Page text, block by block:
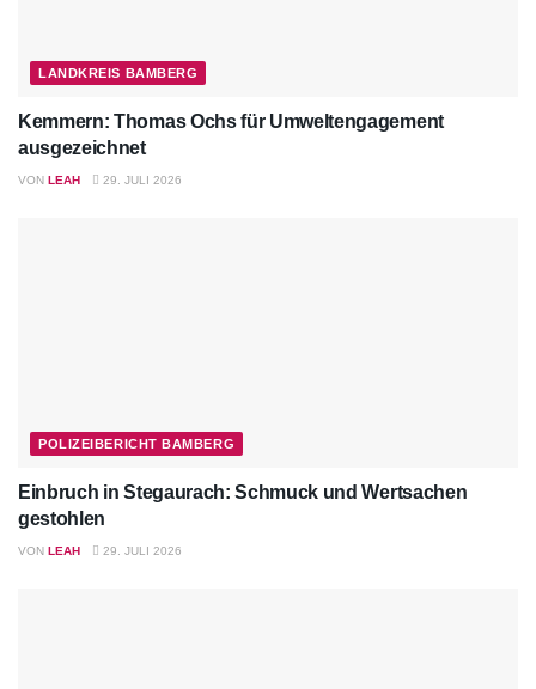
LANDKREIS BAMBERG
Kemmern: Thomas Ochs für Umweltengagement
ausgezeichnet
VON LEAH 29. JULI 2026
POLIZEIBERICHT BAMBERG
Einbruch in Stegaurach: Schmuck und Wertsachen
gestohlen
VON LEAH 29. JULI 2026